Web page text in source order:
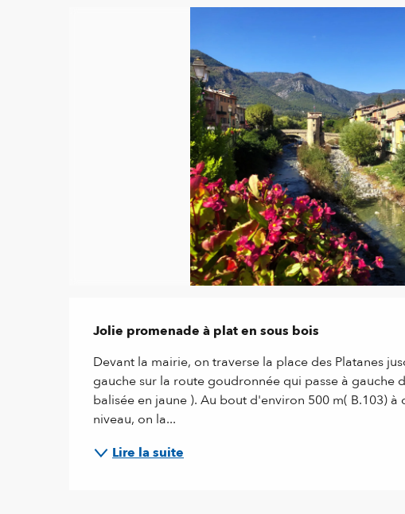
Description
Jolie promenade à plat en sous bois
Devant la mairie, on traverse la place des Platanes
gauche sur la route goudronnée qui passe à
balisée en jaune ). Au bout d'environ 500 m( B.103)
niveau, on la...
Lire la suite